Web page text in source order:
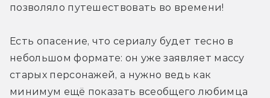
позволяло путешествовать во времени!
Есть опасение, что сериалу будет тесно в
небольшом формате: он уже заявляет массу
старых персонажей, а нужно ведь как
минимум ещё показать всеобщего любимца